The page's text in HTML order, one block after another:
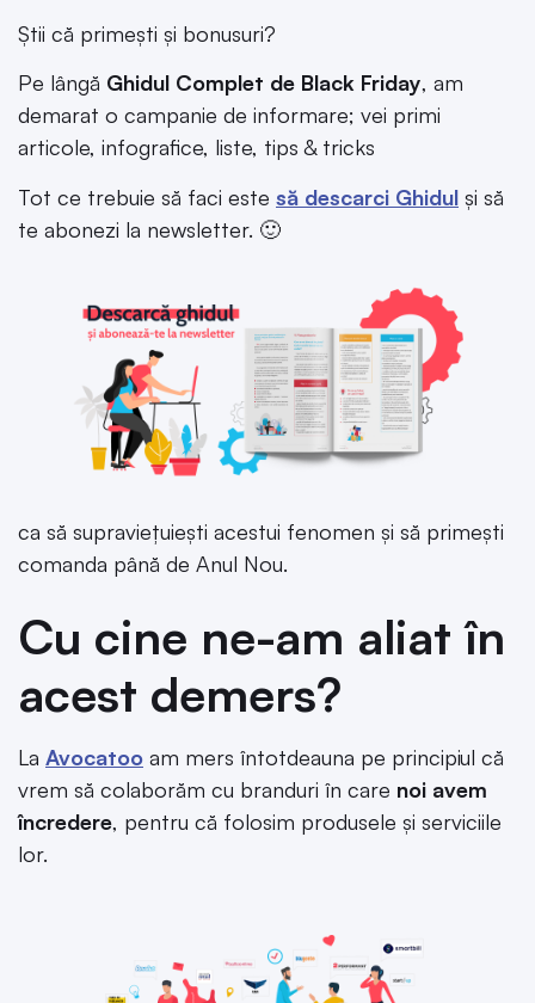
Știi că primești și bonusuri?
Pe lângă Ghidul Complet de Black Friday, am
demarat o campanie de informare; vei primi
articole, infografice, liste, tips & tricks
Tot ce trebuie să faci este să descarci Ghidul și să
te abonezi la newsletter. 🙂
ca să supraviețuiești acestui fenomen și să primești
comanda până de Anul Nou.
Cu cine ne-am aliat în
acest demers?
La Avocatoo am mers întotdeauna pe principiul că
vrem să colaborăm cu branduri în care noi avem
încredere, pentru că folosim produsele și serviciile
lor.